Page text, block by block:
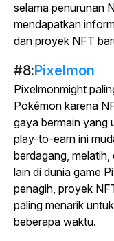
selama penurunan
mendapatkan
dan proyek NFT
#8:Pixelmon
Pixelmonmight
Pokémon karena
gaya bermain yang
play-to-earn ini
berdagang,
lain di dunia game
penagih, proyek
paling menarik
beberapa waktu.